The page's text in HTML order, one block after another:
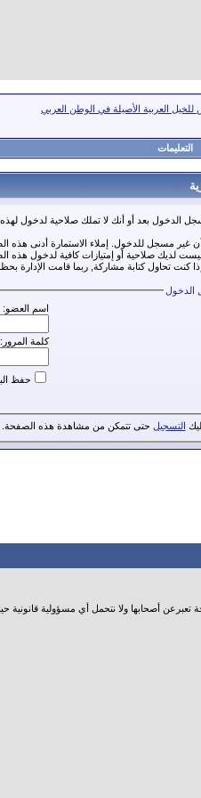
العربية الأصيلة في الوطن العربي
التعليمات
الدخول بعد أو أنك لا تملك صلاحية لدخول
أن غير مسجل للدخول. إملاء الاستمارة أدنى هذه
ليست لديك صلاحية أو إمتيازات كافية لدخول
إذا كنت تحاول كتابة مشاركة, ربما قامت الإدارة
الدخول
اسم العضو:
كلمة المرور:
حفظ
التسجيل حتى تتمكن من مشاهدة هذه الصفحة.
تعبرعن أصحابها ولا نتحمل أي مسؤولية